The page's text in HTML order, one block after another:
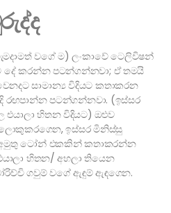
වගේ ම) ලංකාවේ ටෙලිවිෂන්
කරන්න පටන්ගන්නවා; ඒ තමයි
සාමාන්‍ය විදියට කතාකරන
රඟපාන්න පටන්ගන්නවා. (ඉස්සර
හිතන විදියට) ඔළුව
ඉස්සර මිනිස්සු
අමුතු ටෝන් එකකින් කතාකරන්න
හිතන/ අහලා තියෙන
ගවුම් වගේ ඇඳුම් ඇඳගෙන.